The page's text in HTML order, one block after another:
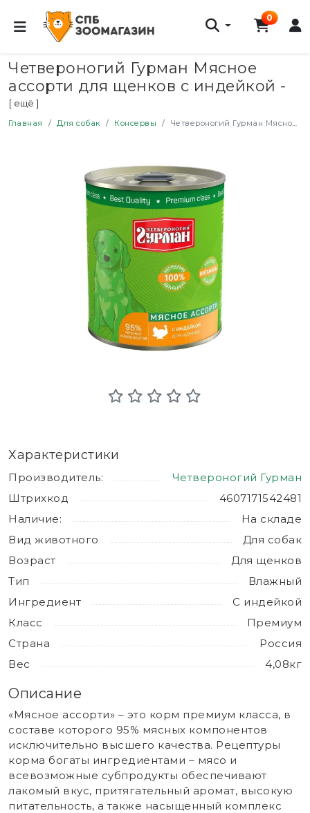
0
Четвероногий Гурман Мясное
ассорти для щенков с индейкой -
340 г (12 шт)
[ ещё ]
Главная Для собак Консервы Четвероногий Гурман Мясное ассорти для щенков с индейкой - 340 г (12 шт)
Характеристики
Производитель:
Четвероногий Гурман
Штрихкод
4607171542481
Наличие:
На складе
Вид животного
Для собак
Возраст
Для щенков
Тип
Влажный
Ингредиент
С индейкой
Класс
Премиум
Страна
Россия
Вес
4,08кг
Описание
«Мясное ассорти» – это корм премиум класса, в
составе которого 95% мясных компонентов
исключительно высшего качества. Рецептуры
корма богаты ингредиентами – мясо и
всевозможные субпродукты обеспечивают
лакомый вкус, притягательный аромат, высокую
питательность, а также насыщенный комплекс